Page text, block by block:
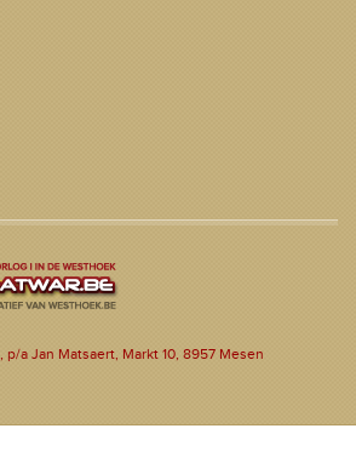
a Jan Matsaert, Markt 10, 8957 Mesen